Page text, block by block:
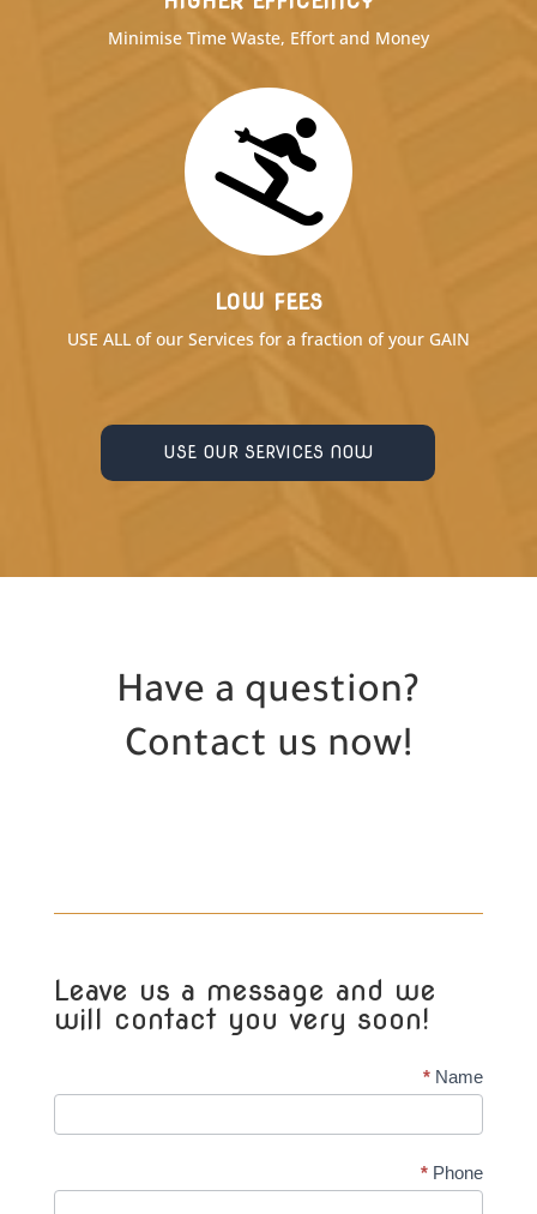
Minimise Time Waste, Effort and Money

LOW FEES
USE ALL of our Services for a fraction of your GAIN
USE OUR SERVICES NOW
Have a question?
Contact us now!
Leave us a message and we
will contact you very soon!
Real
Estate
Lead
(General)
Name
*
Phone
*